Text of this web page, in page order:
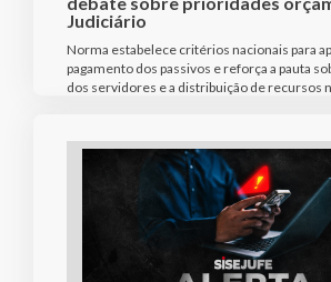
Judiciário
Norma estabelece critérios nacionais para
pagamento dos passivos e reforça a pauta
dos servidores e a distribuição de recursos